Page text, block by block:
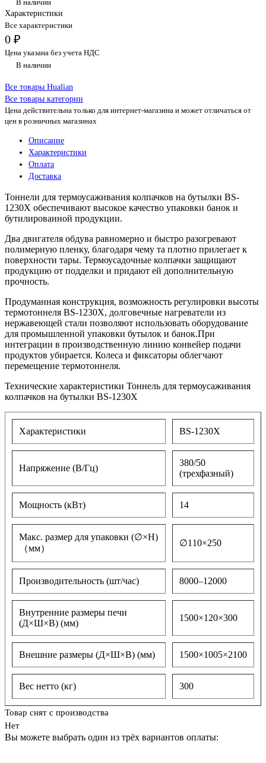
В наличии
Характеристики
Все характеристики
0 ₽
Цена указана без учета НДС
В наличии
Все товары Hualian
Все товары категории
Цена действительна только для интернет-магазина и может отличаться от
цен в розничных магазинах
Описание
Характеристики
Оплата
Доставка
Тоннели для термоусаживания колпачков на бутылки BS-
1230X обеспечивают высокое качество упаковки банок и
бутилированной продукции.
Два двигателя обдува равномерно и быстро разогревают
полимерную пленку, благодаря чему та плотно прилегает к
поверхности тары. Термоусадочные колпачки защищают
продукцию от подделки и придают ей дополнительную
прочность.
Продуманная конструкция, возможность регулировки высоты
термотоннеля BS-1230X, долговечные нагреватели из
нержавеющей стали позволяют использовать оборудование
для промышленной упаковки бутылок и банок.При
интеграции в производственную линию конвейер подачи
продуктов убирается. Колеса и фиксаторы облегчают
перемещение термотоннеля.
Технические характеристики Тоннель для термоусаживания
колпачков на бутылки BS-1230X
Характеристики BS-1230X
Напряжение (В/Гц)
380/50
(трехфазный)
Мощность (кВт) 14
Макс. размер для упаковки (∅×H)
（мм）
∅110×250
Производительность (шт/час) 8000–12000
Внутренние размеры печи
(Д×Ш×В) (мм)
1500×120×300
Внешние размеры (Д×Ш×В) (мм) 1500×1005×2100
Вес нетто (кг) 300
Товар снят с производства
Нет
Вы можете выбрать один из трёх вариантов оплаты: